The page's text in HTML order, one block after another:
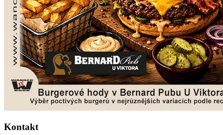
Kontakt